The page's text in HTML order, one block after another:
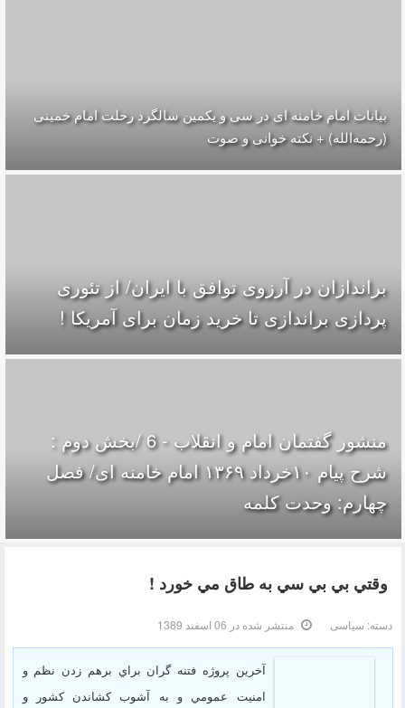
بیانات امام خامنه ای در سی و یکمین سالگرد رحلت امام خمینی
(رحمه‌الله) + نکته خوانی و صوت
براندازان در آرزوی توافق با ایران/ از تئوری
پردازی براندازی تا خرید زمان برای آمریکا !
منشور گفتمان امام و انقلاب - 6 /بخش دوم :
شرح پیام ۱۰خرداد ۱۳۶۹ امام خامنه ای/ فصل
چهارم: وحدت کلمه
وقتي بي بي سي به طاق مي خورد !
دسته: سیاسی منتشر شده در 06 اسفند 1389
آخرين پروژه فتنه گران براي برهم زدن نظم و
امنيت عمومي و به آشوب كشاندن كشور و